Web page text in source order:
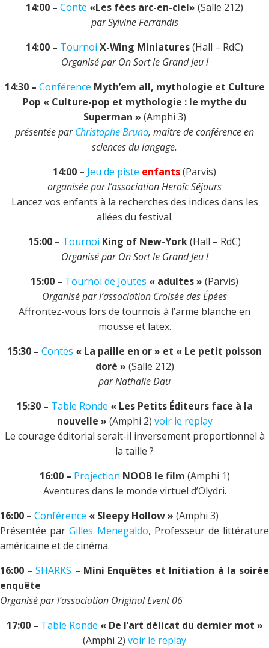
14:00 – Conte «Les fées arc-en-ciel» (Salle 212)
par Sylvine Ferrandis
14:00 – Tournoi X-Wing Miniatures(Hall – RdC)
Organisé par On Sort le Grand Jeu !
14:30 – Conférence Myth’em all, mythologie et Culture
Pop « Culture-pop et mythologie : le mythe du
Superman » (Amphi 3)
présentée parChristophe Bruno, maître de conférence en
sciences du langage.
14:00 – Jeu de piste enfants(Parvis)
organisée par l’association Heroïc Séjours
Lancez vos enfants à la recherches des indices dans les
allées du festival.
15:00 – Tournoi King of New-York(Hall – RdC)
Organisé parOn Sort le Grand Jeu !
15:00 – Tournoi de Joutes « adultes » (Parvis)
Organisé par l’association Croisée des Épées
Affrontez-vous lors de tournois à l’arme blanche en
mousse et latex.
15:30 – Contes « La paille en or » et « Le petit poisson
doré » (Salle 212)
par Nathalie Dau
15:30 – Table Ronde « Les Petits Éditeurs face à la
nouvelle » (Amphi 2) voir le replay
Le courage éditorial serait-il inversement proportionnel à
la taille ?
16:00 – Projection NOOB le film (Amphi 1)
Aventures dans le monde virtuel d’Olydri.
16:00 – Conférence « Sleepy Hollow » (Amphi 3)
Présentée parGilles Menegaldo, Professeur de littérature
américaine et de cinéma.
16:00 – SHARKS – Mini Enquêtes et Initiation à la soirée
enquête
Organisé par l’association Original Event 06
17:00 – Table Ronde « De l’art délicat du dernier mot »
(Amphi 2) voir le replay